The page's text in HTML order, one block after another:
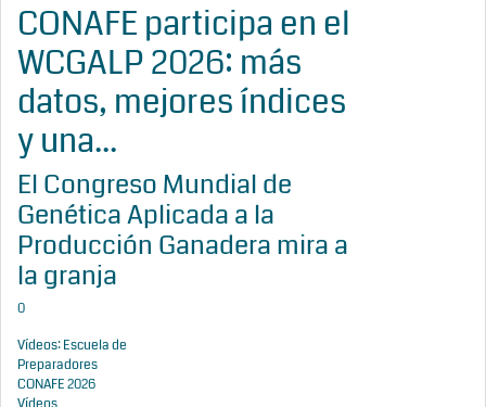
CONAFE participa en el
WCGALP 2026: más
datos, mejores índices
y una...
El Congreso Mundial de
Genética Aplicada a la
Producción Ganadera mira a
la granja
0
Vídeos: Escuela de
Preparadores
CONAFE 2026